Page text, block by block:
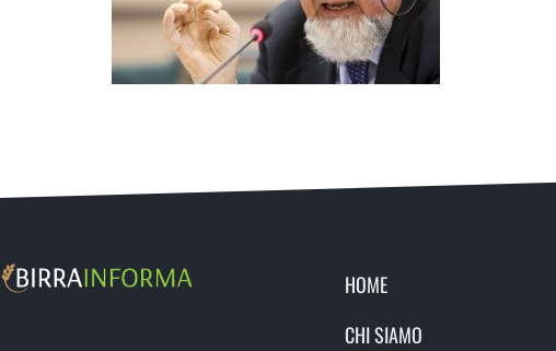
HOME
CHI SIAMO